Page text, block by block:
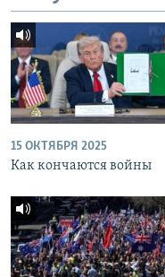
15 ОКТЯБРЯ 2025
Как кончаются войны